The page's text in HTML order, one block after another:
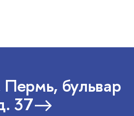
бульвар
37